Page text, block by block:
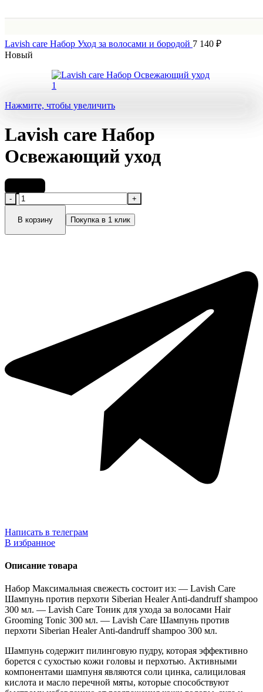
Lavish care Набор Уход за волосами и бородой 7 140 ₽
Новый
Нажмите, чтобы увеличить
Lavish care Набор
Освежающий уход
Количество
товара
Lavish
В корзину Покупка в 1 клик
Написать в телеграм
В избранное
Описание товара
Набор Максимальная свежесть состоит из: — Lavish Care
Шампунь против перхоти Siberian Healer Anti-dandruff shampoo
300 мл. — Lavish Care Тоник для ухода за волосами Hair
Grooming Tonic 300 мл. — Lavish Care Шампунь против
перхоти Siberian Healer Anti-dandruff shampoo 300 мл.
Шампунь содержит пилинговую пудру, которая эффективно
борется с сухостью кожи головы и перхотью. Активными
компонентами шампуня являются соли цинка, салициловая
кислота и масло перечной мяты, которые способствуют